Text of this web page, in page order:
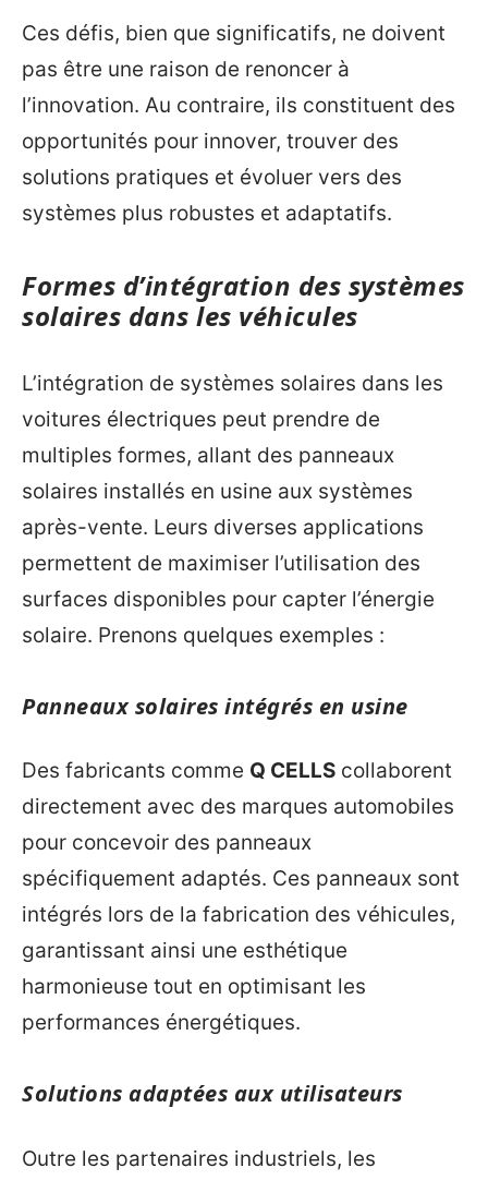
Ces défis, bien que significatifs, ne doivent
pas être une raison de renoncer à
l’innovation. Au contraire, ils constituent des
opportunités pour innover, trouver des
solutions pratiques et évoluer vers des
systèmes plus robustes et adaptatifs.
Formes d’intégration des systèmes
solaires dans les véhicules
L’intégration de systèmes solaires dans les
voitures électriques peut prendre de
multiples formes, allant des panneaux
solaires installés en usine aux systèmes
après-vente. Leurs diverses applications
permettent de maximiser l’utilisation des
surfaces disponibles pour capter l’énergie
solaire. Prenons quelques exemples :
Panneaux solaires intégrés en usine
Des fabricants comme Q CELLS collaborent
directement avec des marques automobiles
pour concevoir des panneaux
spécifiquement adaptés. Ces panneaux sont
intégrés lors de la fabrication des véhicules,
garantissant ainsi une esthétique
harmonieuse tout en optimisant les
performances énergétiques.
Solutions adaptées aux utilisateurs
Outre les partenaires industriels, les